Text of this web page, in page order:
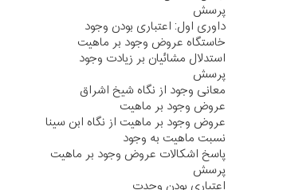
پرسش
داوری اول: اعتباری بودن وجود
خاستگاه عروض وجود بر ماهیت
استدلال مشائیان بر زیادت وجود
پرسش
معانی وجود از نگاه شیخ اشراق
عروض وجود بر ماهیت
عروض وجود بر ماهیت از نگاه ابن سینا
نسبت ماهیت به وجود
پاسخ اشکالات عروض وجود بر ماهیت
پرسش